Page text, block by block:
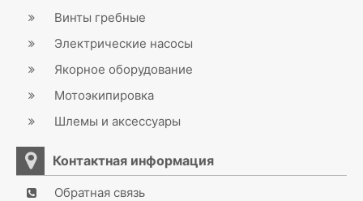
Винты гребные
Электрические насосы
Якорное оборудование
Мотоэкипировка
Шлемы и аксессуары
Контактная информация
Обратная связь